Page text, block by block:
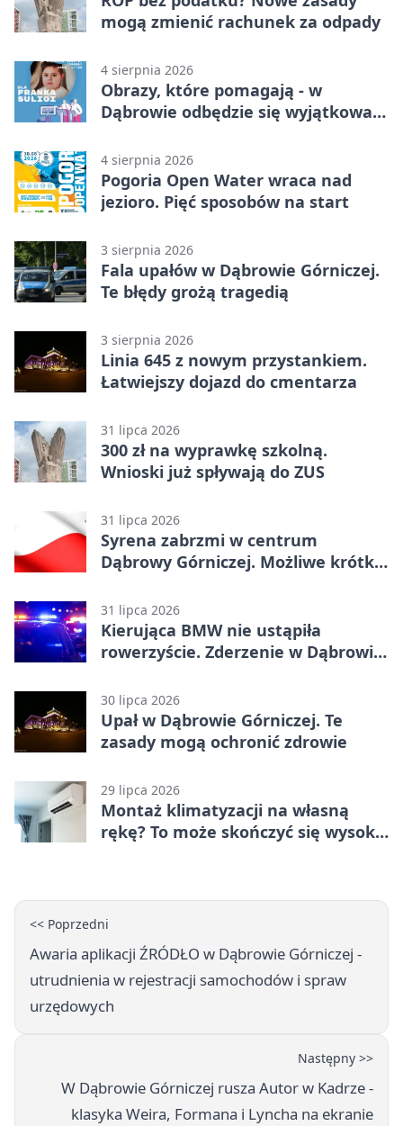
mogą zmienić rachunek za odpady
4 sierpnia 2026
Obrazy, które pomagają - w
Dąbrowie odbędzie się wyjątkowa
4 sierpnia 2026
Pogoria Open Water wraca nad
jezioro. Pięć sposobów na start
3 sierpnia 2026
Fala upałów w Dąbrowie Górniczej.
Te błędy grożą tragedią
3 sierpnia 2026
Linia 645 z nowym przystankiem.
Łatwiejszy dojazd do cmentarza
31 lipca 2026
300 zł na wyprawkę szkolną.
Wnioski już spływają do ZUS
31 lipca 2026
Syrena zabrzmi w centrum
Dąbrowy Górniczej. Możliwe krótkie
31 lipca 2026
Kierująca BMW nie ustąpiła
rowerzyście. Zderzenie w Dąbrowie
30 lipca 2026
Upał w Dąbrowie Górniczej. Te
zasady mogą ochronić zdrowie
29 lipca 2026
Montaż klimatyzacji na własną
rękę? To może skończyć się wysoką
<< Poprzedni
Awaria aplikacji ŹRÓDŁO w Dąbrowie Górniczej -
utrudnienia w rejestracji samochodów i spraw
urzędowych
Następny >>
W Dąbrowie Górniczej rusza Autor w Kadrze -
klasyka Weira, Formana i Lyncha na ekranie